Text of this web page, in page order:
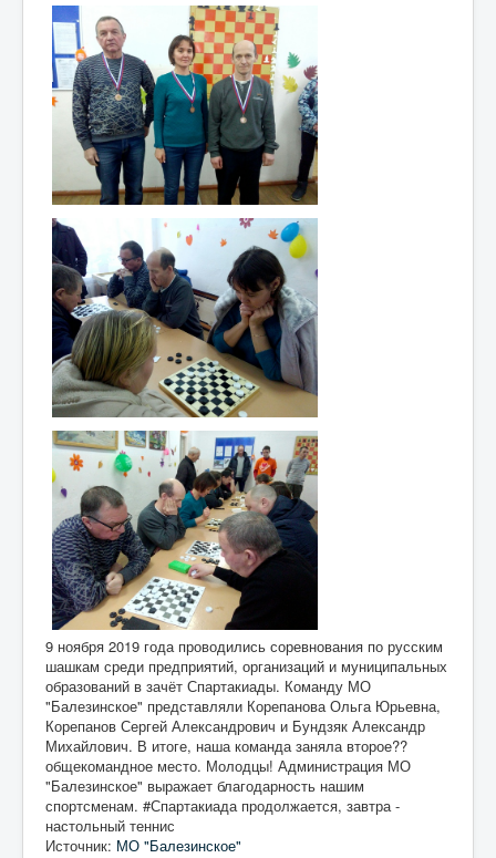
9 ноября 2019 года проводились соревнования по русским
шашкам среди предприятий, организаций и муниципальных
образований в зачёт Спартакиады. Команду МО
"Балезинское" представляли Корепанова Ольга Юрьевна,
Корепанов Сергей Александрович и Бундзяк Александр
Михайлович. В итоге, наша команда заняла второе??
общекомандное место. Молодцы! Администрация МО
"Балезинское" выражает благодарность нашим
спортсменам. #Спартакиада продолжается, завтра -
настольный теннис
Источник: МО "Балезинское"